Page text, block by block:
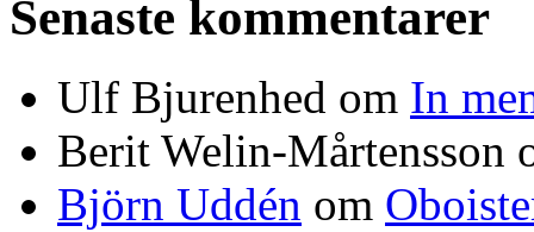
Senaste kommentarer
Ulf Bjurenhed om In
Berit Welin-Mårtensson
Björn Uddén om